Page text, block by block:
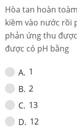
Hòa tan hoàn
kiềm vào nước rồi
phản ứng thu
được có pH bằng
A. 1
B. 2
C. 13
D. 12